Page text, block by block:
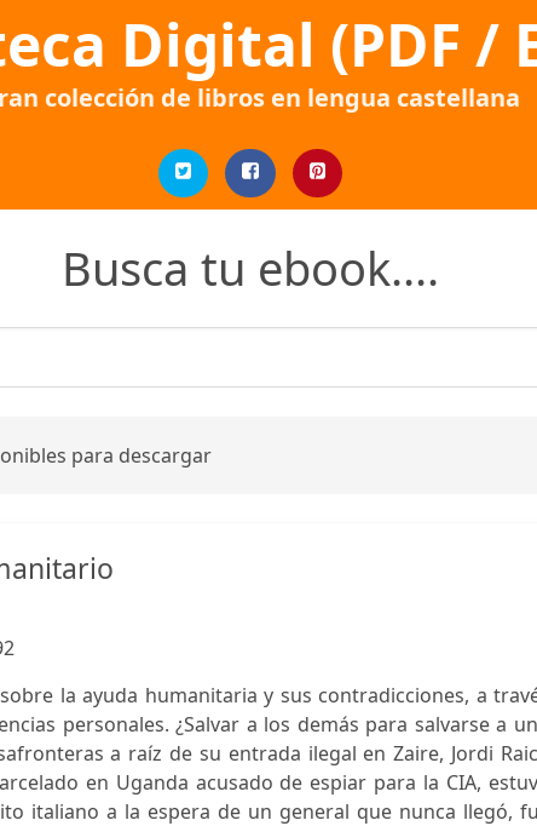
Digital (PDF /
colección de libros en lengua castellana
Busca tu ebook....
para descargar
la ayuda humanitaria y sus contradicciones, a
personales. ¿Salvar a los demás para salvarse a
a raíz de su entrada ilegal en Zaire, Jordi
en Uganda acusado de espiar para la CIA,
italiano a la espera de un general que nunca llegó,